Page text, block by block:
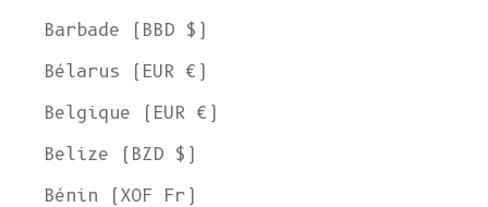
Barbade (BBD $)
Bélarus (EUR €)
Belgique (EUR €)
Belize (BZD $)
Bénin (XOF Fr)